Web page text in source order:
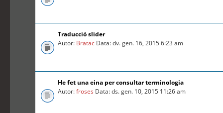
Traducció slider
Autor: Bratac Data: dv. gen. 16, 2015 6:23 am
He fet una eina per consultar terminologia
Autor:froses Data: ds. gen. 10, 2015 11:26 am